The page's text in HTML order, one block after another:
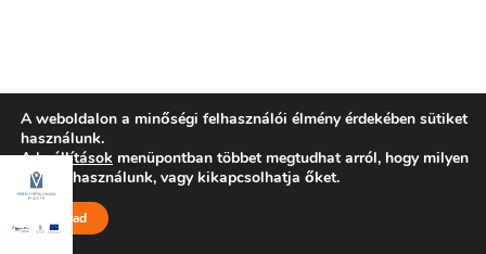
A weboldalon a minőségi felhasználói élmény érdekében sütiket
használunk.
Abeállítások menüpontban többet megtudhat arról, hogy milyen
sütiket használunk, vagy kikapcsolhatja őket.
Elfogad